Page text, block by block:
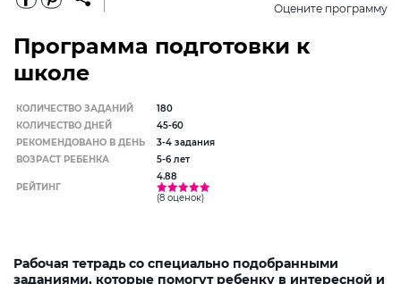
Оцените программу
Программа подготовки к
школе
КОЛИЧЕСТВО ЗАДАНИЙ
180
КОЛИЧЕСТВО ДНЕЙ
45-60
РЕКОМЕНДОВАНО В ДЕНЬ
3-4 задания
ВОЗРАСТ РЕБЕНКА
5-6 лет
РЕЙТИНГ
4.88
(8 оценок)
Рабочая тетрадь со специально подобранными
заданиями, которые помогут ребенку в интересной и